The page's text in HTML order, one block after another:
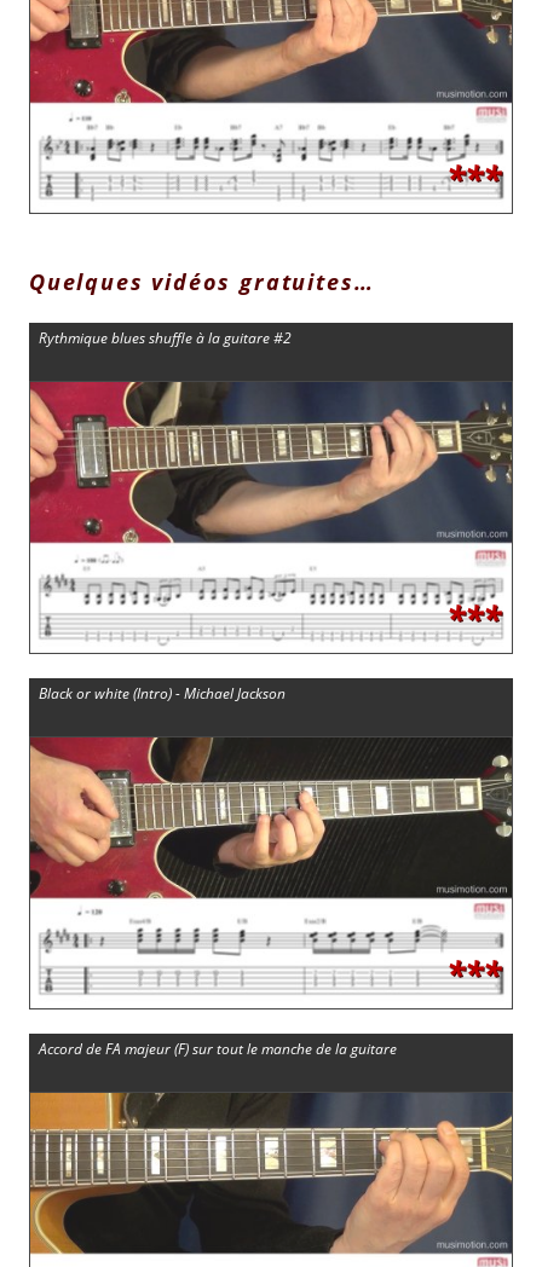
***
Quelques vidéos gratuites…
Rythmique blues shuffle à la guitare #2
***
Black or white (Intro) - Michael Jackson
***
Accord de FA majeur (F) sur tout le manche de la guitare